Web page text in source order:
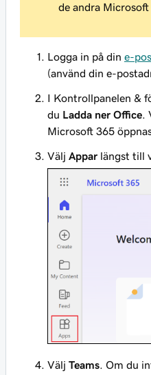
de andra Microsoft
Logga in på din e-
(använd din e-
I Kontrollpanelen &
du Ladda ner Office
Microsoft 365
Välj Appar längst till
Välj Teams . Om du